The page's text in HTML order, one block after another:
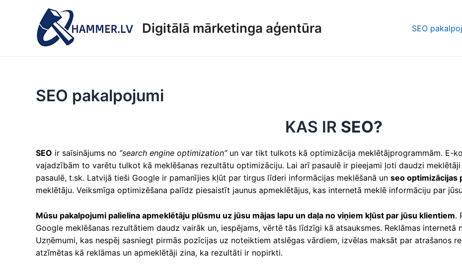
Digitālā mārketinga aģentūra SEO
SEO pakalpojumi
KAS IR SEO?
SEO ir saīsinājums no “search engine optimization” un var tikt tulkots kā optimizācija meklētājprogrammām. E-
vajadzībām to varētu tulkot kā meklēšanas rezultātu optimizāciju. Lai arī pasaulē ir pieejami ļoti daudzi meklētāji
pasaulē, t.sk. Latvijā tieši Google ir pamanījies kļūt par tirgus līderi informācijas meklēšanā un seo optimizācijas
meklētāju. Veiksmīga optimizēšana palīdz piesaistīt jaunus apmeklētājus, kas internetā meklē informāciju par
Mūsu pakalpojumi palielina apmeklētāju plūsmu uz jūsu mājas lapu un daļa no viņiem kļūst par jūsu klientiem.
Google meklēšanas rezultātiem daudz vairāk un, iespējams, vērtē tās līdzīgi kā atsauksmes. Reklāmas internetā
Uzņēmumi, kas nespēj sasniegt pirmās pozīcijas uz noteiktiem atslēgas vārdiem, izvēlas maksāt par atrašanos
atzīmētas kā reklāmas un apmeklētāji zina, ka rezultāti ir nopirkti.